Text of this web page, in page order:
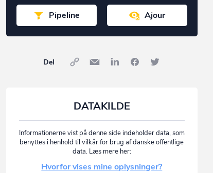
Pipeline Ajour
Del
DATAKILDE
Informationerne vist på denne side indeholder data, som
benyttes i henhold til vilkår for brug af danske offentlige
data. Læs mere her:
Hvorfor vises mine oplysninger?